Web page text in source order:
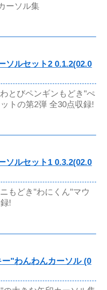
ーソル集
ソルセット2 0.1.2(02.0
とびペンギンもどき"ぺ
トの第2弾 全30点収録!
ソルセット1 0.3.2(02.0
もどき"わにくん"マウ
!
"わんわんカーソル (0